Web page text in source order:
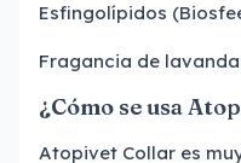
Esfingolípidos
Fragancia de lavanda
¿Cómo se usa
Atopivet Collar es